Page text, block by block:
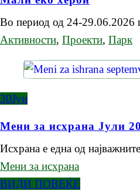
Во период од 24-29.06.2026
Активности, Проекти, Парк
30Јун
Мени за исхрана Јули
Исхрана е една од
Мени за исхрана
ВИДИ ПОВЕЌЕ